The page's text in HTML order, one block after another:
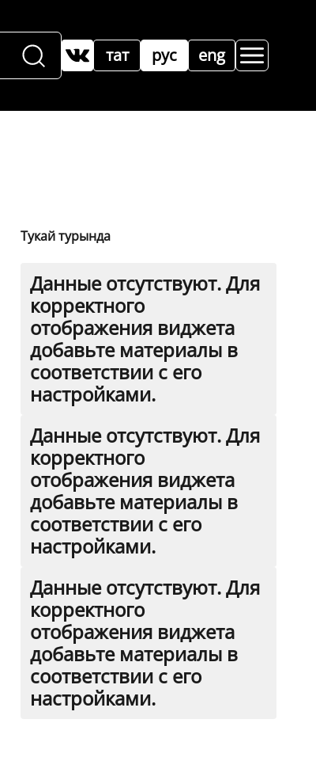
рус
тат eng
Тукай турында
Данные отсутствуют. Для
корректного
отображения виджета
добавьте материалы в
соответствии с его
настройками.
Данные отсутствуют. Для
корректного
отображения виджета
добавьте материалы в
соответствии с его
настройками.
Данные отсутствуют. Для
корректного
отображения виджета
добавьте материалы в
соответствии с его
настройками.